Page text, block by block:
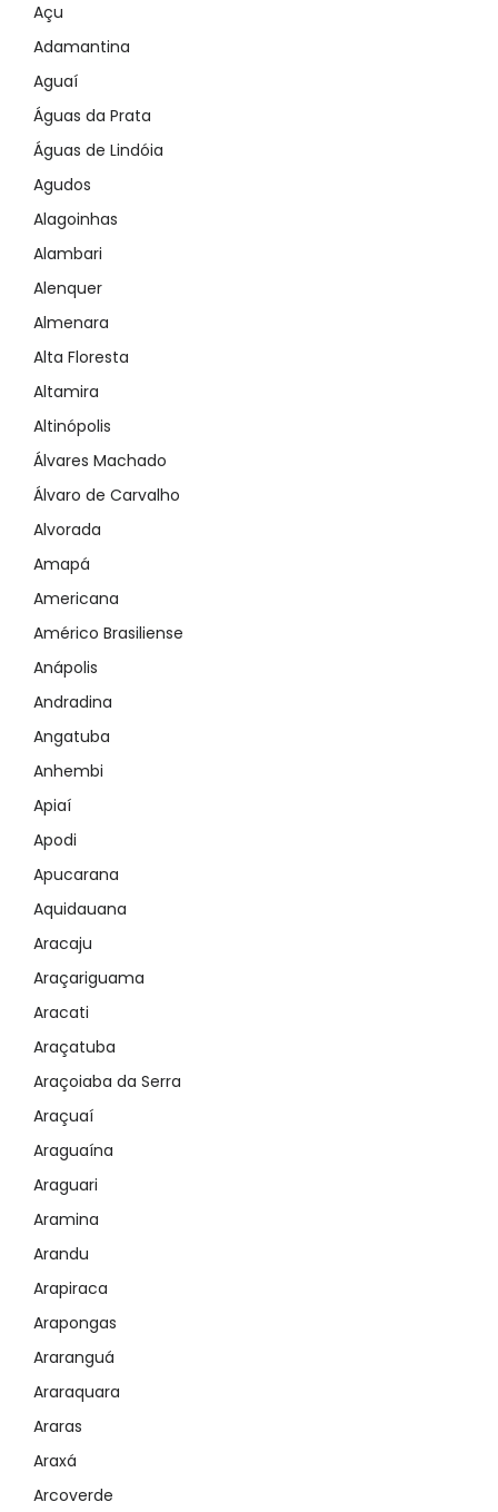
Açu
Adamantina
Aguaí
Águas da Prata
Águas de Lindóia
Agudos
Alagoinhas
Alambari
Alenquer
Almenara
Alta Floresta
Altamira
Altinópolis
Álvares Machado
Álvaro de Carvalho
Alvorada
Amapá
Americana
Américo Brasiliense
Anápolis
Andradina
Angatuba
Anhembi
Apiaí
Apodi
Apucarana
Aquidauana
Aracaju
Araçariguama
Aracati
Araçatuba
Araçoiaba da Serra
Araçuaí
Araguaína
Araguari
Aramina
Arandu
Arapiraca
Arapongas
Araranguá
Araraquara
Araras
Araxá
Arcoverde